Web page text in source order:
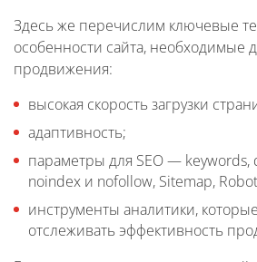
Здесь же перечислим ключевые
особенности сайта, необходимые
продвижения:
высокая скорость загрузки
адаптивность;
параметры для SEO — keywords,
noindex и nofollow, Sitemap,
инструменты аналитики,
отслеживать эффективность